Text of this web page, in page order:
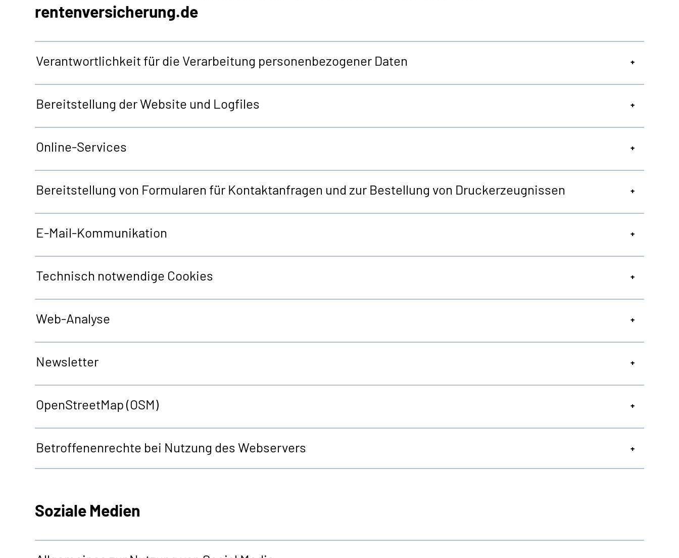
rentenversicherung.de
Verantwortlichkeit für die Verarbeitung personenbezogener Daten
Bereitstellung derWebsite und Logfiles
Online-Services
Bereitstellung von Formularen für Kontaktanfragen und zur Bestellung von Druckerzeugnissen
E-Mail-Kommunikation
Technisch notwendige Cookies
Web-Analyse
Newsletter
OpenStreetMap(OSM)
Betroffenenrechte bei Nutzung des Webservers
Soziale Medien